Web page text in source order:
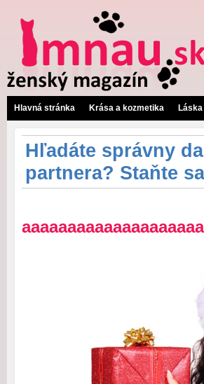
Hlavná stránka Krása a kozmetika
Hľadáte správny
partnera? Staňte